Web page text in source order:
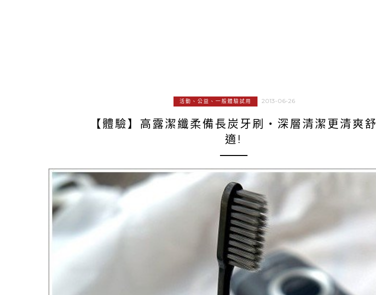
活動、公益、一般體驗試用 2013-06-26
【體驗】高露潔纖柔備長炭牙刷‧深層清潔更清爽舒
適!